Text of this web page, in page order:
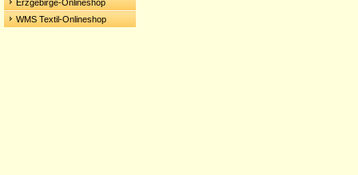
Erzgebirge-Onlineshop
WMS Textil-Onlineshop